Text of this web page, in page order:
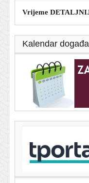
Vrijeme
Kalendar
Manjak vode u
mjere štednje